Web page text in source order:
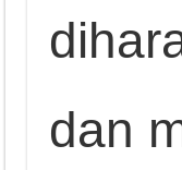
dan